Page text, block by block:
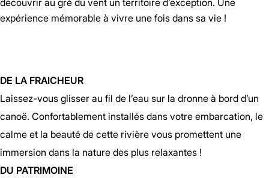
expérience mémorable à vivre une fois dans sa vie !
DE LA FRAICHEUR
Laissez-vous glisser au fil de l’eau sur la dronne à bord d’un
canoë. Confortablement installés dans votre embarcation, le
calme et la beauté de cette rivière vous promettent une
immersion dans la nature des plus relaxantes !
DU PATRIMOINE